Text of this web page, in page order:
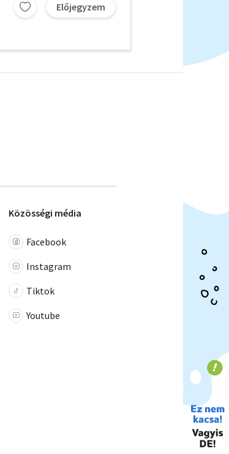
Előjegyzem
Közösségi média
Facebook
Instagram
Tiktok
Youtube